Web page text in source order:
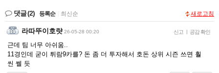
댓글(2) 등록순 최신순 새로고침
라따뚜이호럇 26-05-28 00:20 신고 | 공감 확인
근데 팀 너무 아쉬움..
11경인데 굳이 튀람9카를? 돈 좀 더 투자해서 호돈 상위 시즌 쓰면 훨
씬 쎌 듯